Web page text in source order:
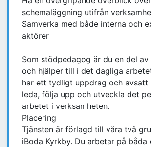
schemaläggning utifrån
Samverka med både interna och
aktörer
Som stödpedagog är du en del av
och hjälper till i det dagliga
har ett tydligt uppdrag och
leda, följa upp och utveckla det
arbetet i verksamheten.
Placering
Tjänsten är förlagd till våra två
iBoda Kyrkby. Du arbetar på båda